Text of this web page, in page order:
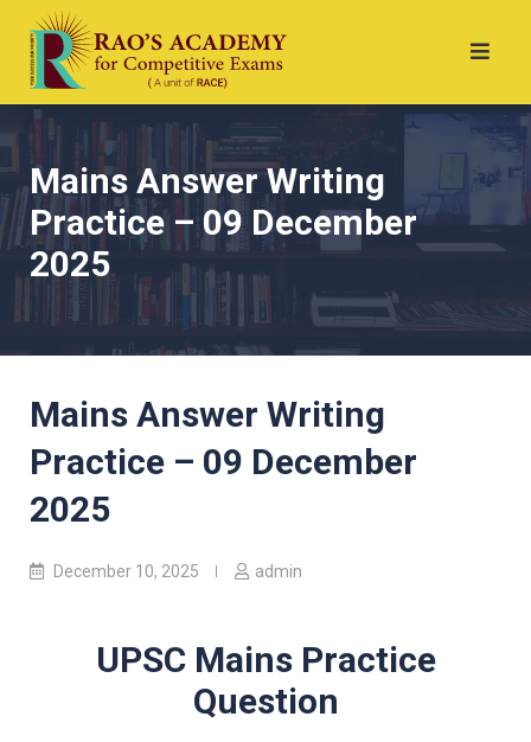
Mains Answer Writing
Practice – 09 December
2025
Mains Answer Writing
Practice – 09 December
2025
December 10, 2025 admin
UPSC Mains Practice
Question